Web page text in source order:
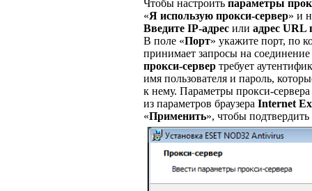
Чтобы настроить параметры
«Я использую прокси-сервер» и
Введите IP-адрес или адрес URL
В поле «Порт» укажите порт, по
принимает запросы на
прокси-сервер требует
имя пользователя и пароль,
к нему. Параметры прокси-
из параметров браузера Internet
«Применить», чтобы